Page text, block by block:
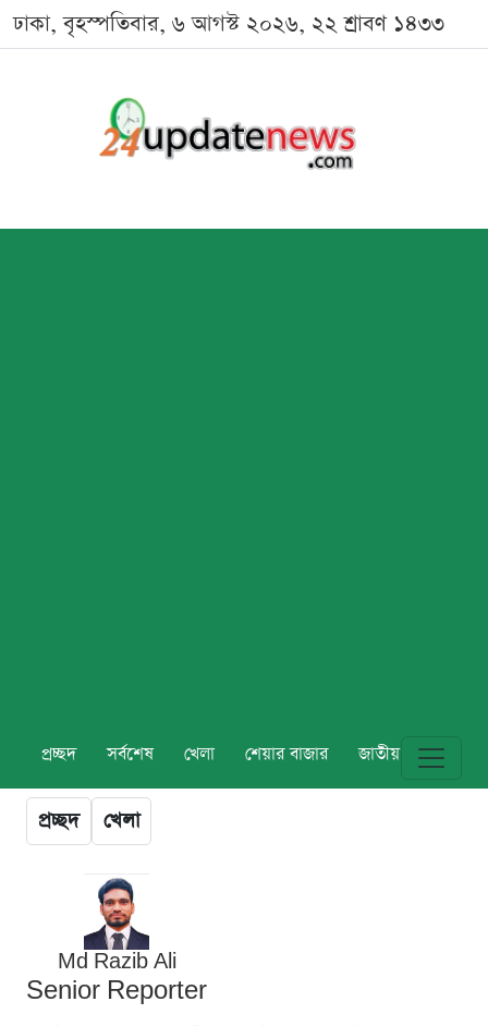
ঢাকা, বৃহস্পতিবার, ৬ আগস্ট ২০২৬, ২২ শ্রাবণ ১৪৩৩
প্রচ্ছদ সর্বশেষ খেলা শেয়ার বাজার জাতীয় বিশ্ব
প্রচ্ছদ খেলা
Md Razib Ali
Senior Reporter